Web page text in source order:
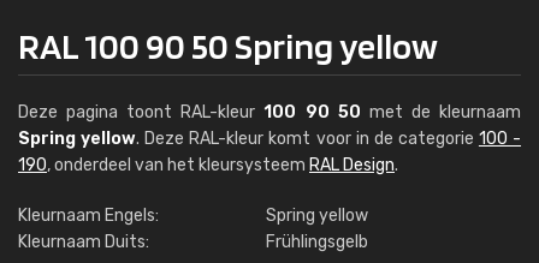
RAL 100 90 50 Spring yellow
Deze pagina toont RAL-kleur100 90 50 met de kleurnaam
Spring yellow. Deze RAL-kleur komt voor in de categorie 100 -
190, onderdeel van het kleursysteem RAL Design.
Kleurnaam Engels:
Spring yellow
Kleurnaam Duits:
Frühlingsgelb